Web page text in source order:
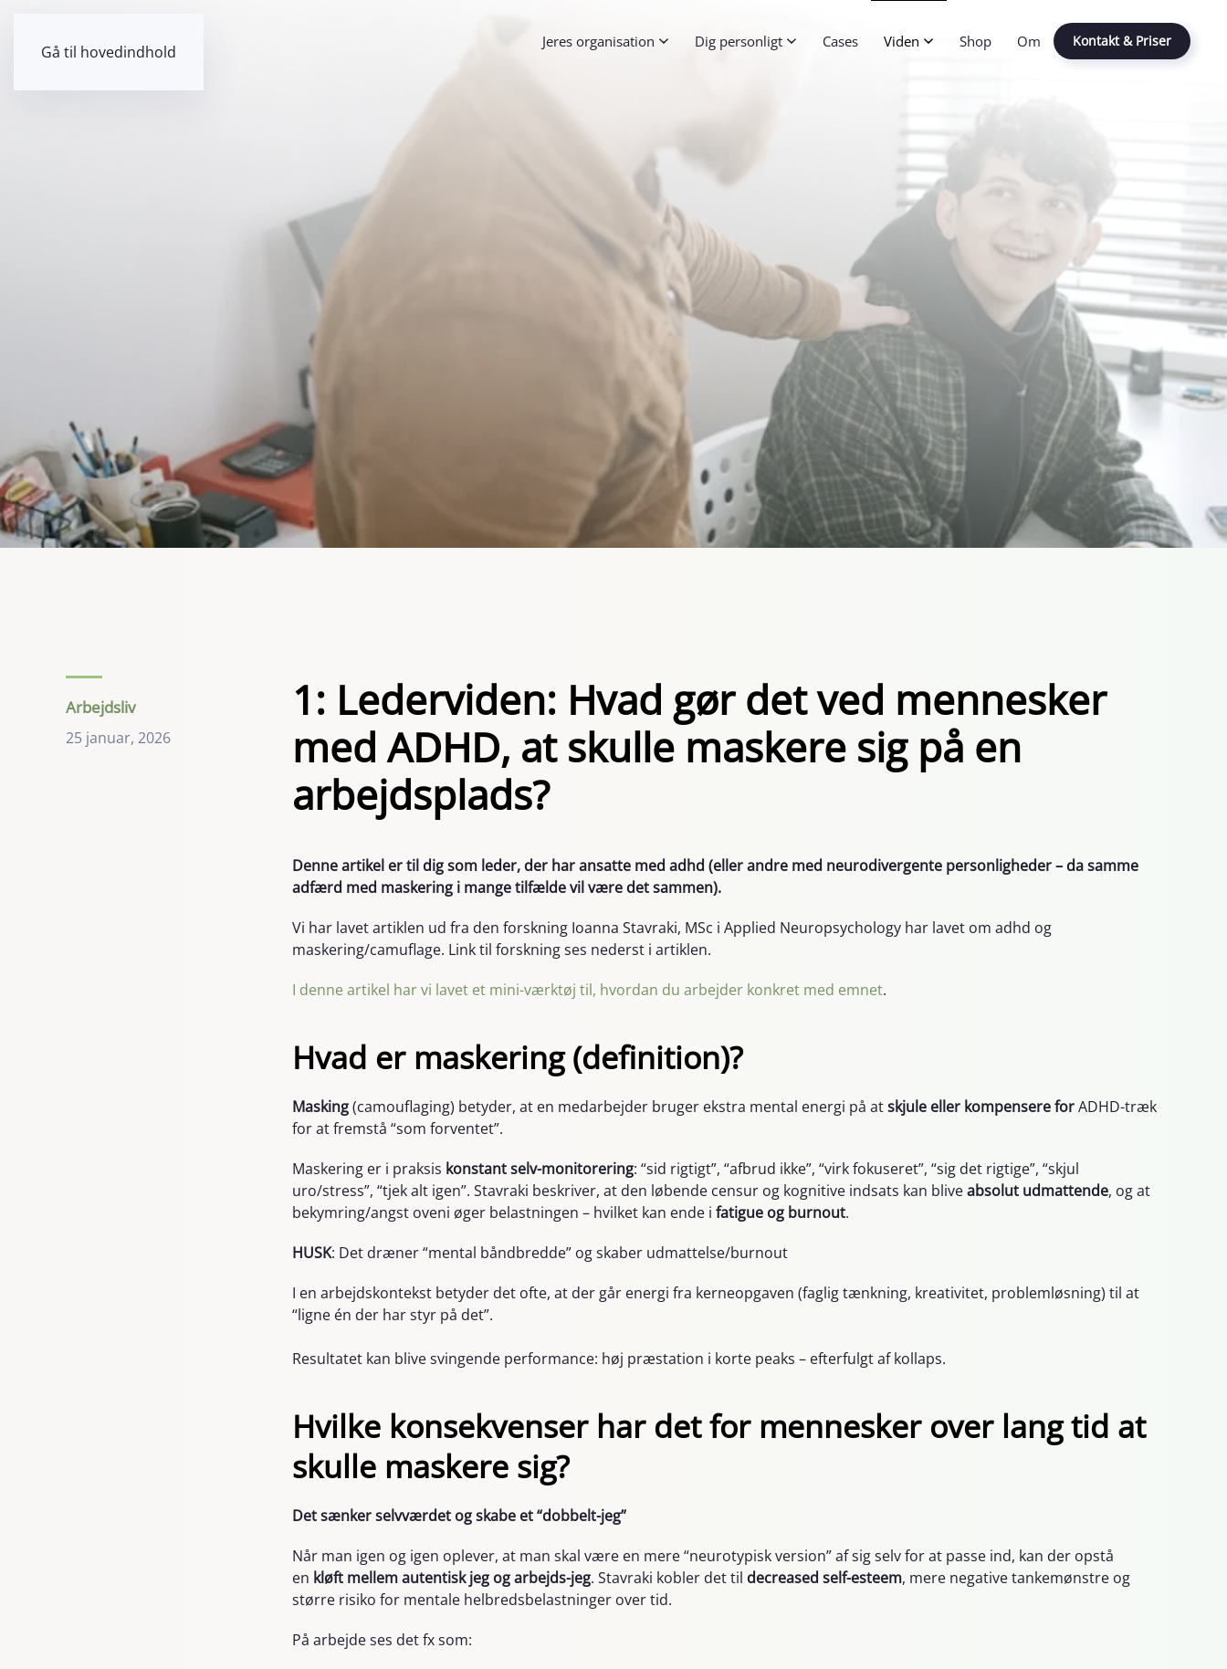
Gå til hovedindhold
Jeres organisation Dig personligt Cases Viden Shop Om Kontakt & Priser
Arbejdsliv
25 januar, 2026
1: Lederviden: Hvad gør det ved mennesker
med ADHD, at skulle maskere sig på en
arbejdsplads?
Denne artikel er til dig som leder, der har ansatte med adhd (eller andre med neurodivergente personligheder – da samme
adfærd med maskering i mange tilfælde vil være det sammen).
Vi har lavet artiklen ud fra den forskning Ioanna Stavraki, MSc i Applied Neuropsychology har lavet om adhd og
maskering/camuflage. Link til forskning ses nederst i artiklen.
I denne artikel har vi lavet et mini-værktøj til, hvordan du arbejder konkret med emnet.
Hvad er maskering (definition)?
Masking(camouflaging) betyder, at en medarbejder bruger ekstra mental energi på atskjule eller kompensere forADHD-træk
for at fremstå “som forventet”.
Maskering er i praksis konstant selv-monitorering: “sid rigtigt”, “afbrud ikke”, “virk fokuseret”, “sig det rigtige”, “skjul
uro/stress”, “tjek alt igen”. Stavraki beskriver, at den løbende censur og kognitive indsats kan bliveabsolut udmattende, og at
bekymring/angst oveni øger belastningen – hvilket kan ende i fatigue og burnout.
HUSK: Det dræner “mental båndbredde” og skaber udmattelse/burnout
I en arbejdskontekst betyder det ofte, at der går energi fra kerneopgaven (faglig tænkning, kreativitet, problemløsning) til at
“ligne én der har styr på det”.
Resultatet kan blive svingende performance: høj præstation i korte peaks – efterfulgt af kollaps.
Hvilke konsekvenser har det for mennesker over lang tid at
skulle maskere sig?
Det sænker selvværdet og skabe et “dobbelt-jeg”
Når man igen og igen oplever, at man skal være en mere “neurotypisk version” af sig selv for at passe ind, kan der opstå
en kløft mellem autentisk jeg og arbejds-jeg. Stavraki kobler det til decreased self-esteem, mere negative tankemønstre og
større risiko for mentale helbredsbelastninger over tid.
På arbejde ses det fx som: